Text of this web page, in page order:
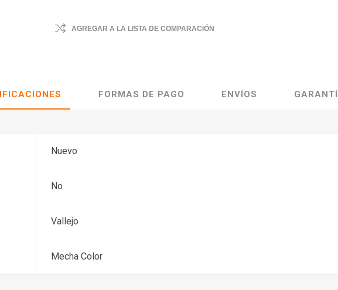
AGREGAR A LA LISTA DE COMPARACIÓN
FORMAS DE PAGO ENVÍOS
Nuevo
No
Vallejo
Mecha Color